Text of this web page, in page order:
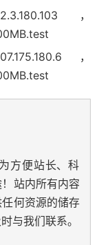
，
，
方便站长、科
站内所有内容
何资源的储存
与我们联系。